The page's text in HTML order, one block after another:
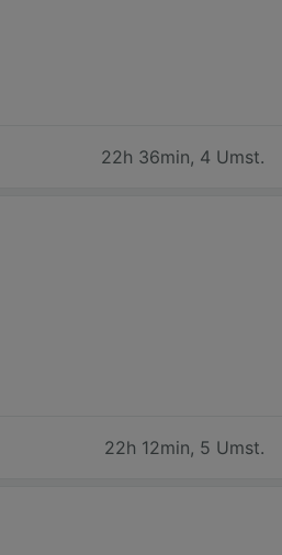
22h 36min, 4 Umst.
22h 12min, 5 Umst.